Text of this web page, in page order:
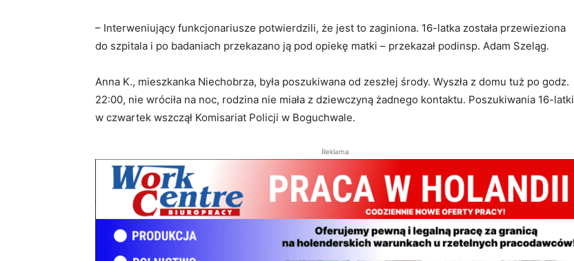
– Interweniujący funkcjonariusze potwierdzili, że jest to zaginiona. 16-latka została przewieziona
do szpitala i po badaniach przekazano ją pod opiekę matki – przekazał podinsp. Adam Szeląg.
Anna K., mieszkanka Niechobrza, była poszukiwana od zeszłej środy. Wyszła z domu tuż po godz.
22:00, nie wróciła na noc, rodzina nie miała z dziewczyną żadnego kontaktu. Poszukiwania 16-latki
w czwartek wszczął Komisariat Policji w Boguchwale.
Reklama